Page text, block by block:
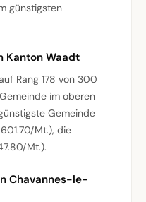
günstigsten
Kanton Waadt
Rang 178 von 300
im oberen
Gemeinde
Mt.), die
Mt.).
Chavannes-le-